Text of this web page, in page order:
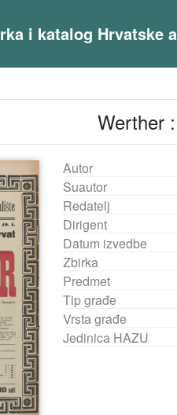
i katalog Hrvatske
Werther
Autor
Suautor
Redatelj
Dirigent
Datum izvedbe
Zbirka
Predmet
Tip građe
Vrsta građe
Jedinica HAZU